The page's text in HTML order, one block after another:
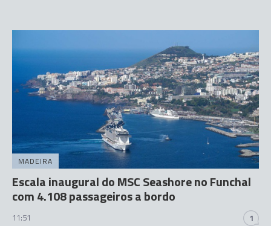
MADEIRA
Escala inaugural do MSC Seashore no Funchal
com 4.108 passageiros a bordo
11:51 1